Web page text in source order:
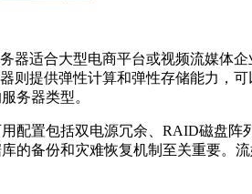
适合大型电商平台或视频流媒体企
则提供弹性计算和弹性存储能力，
务器类型。
置包括双电源冗余、RAID磁盘阵
的备份和灾难恢复机制至关重要。